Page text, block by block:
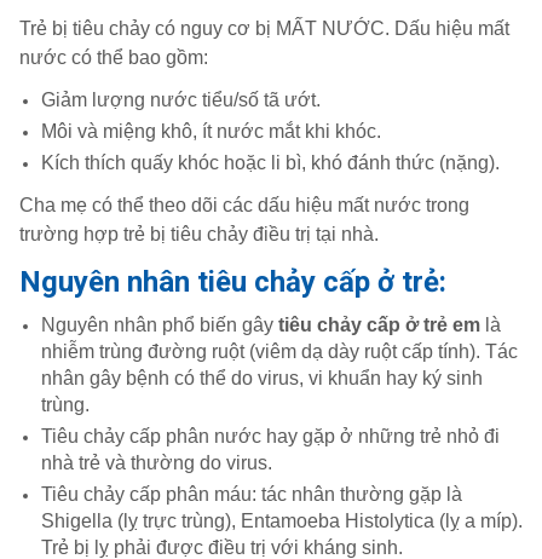
Trẻ bị tiêu chảy có nguy cơ bị MẤT NƯỚC. Dấu hiệu mất
nước có thể bao gồm:
Giảm lượng nước tiểu/số tã ướt.
Môi và miệng khô, ít nước mắt khi khóc.
Kích thích quấy khóc hoặc li bì, khó đánh thức (nặng).
Cha mẹ có thể theo dõi các dấu hiệu mất nước trong
trường hợp trẻ bị tiêu chảy điều trị tại nhà.
Nguyên nhân tiêu chảy cấp ở trẻ:
Nguyên nhân phổ biến gây tiêu chảy cấp ở trẻ em là
nhiễm trùng đường ruột (viêm dạ dày ruột cấp tính). Tác
nhân gây bệnh có thể do virus, vi khuẩn hay ký sinh
trùng.
Tiêu chảy cấp phân nước hay gặp ở những trẻ nhỏ đi
nhà trẻ và thường do virus.
Tiêu chảy cấp phân máu: tác nhân thường gặp là
Shigella (lỵ trực trùng), Entamoeba Histolytica (lỵ a míp).
Trẻ bị lỵ phải được điều trị với kháng sinh.